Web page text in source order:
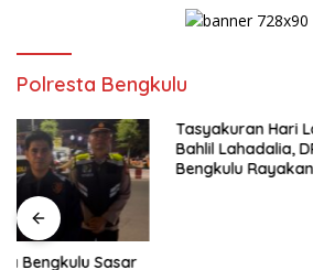
Polresta Bengkulu
Tasyakuran Hari Lahir ke-50
Bahlil Lahadalia, DPD Golkar
Bengkulu Rayakan Bersama
Kader